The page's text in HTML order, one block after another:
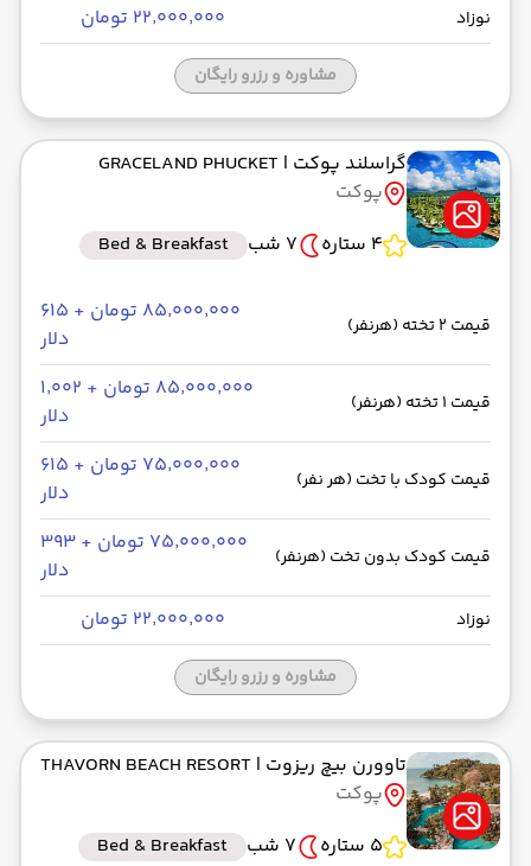
نوزاد ۲۲٬۰۰۰٬۰۰۰ تومان
مشاوره و رزرو رایگان
گراسلند پوکت | GRACELAND PHUCKET
پوکت
4 ستاره
7 شب Bed & Breakfast
قیمت 2 تخته (هرنفر)
۸۵٬۰۰۰٬۰۰۰ تومان + ۶۱۵
دلار
قیمت 1 تخته (هرنفر)
۸۵٬۰۰۰٬۰۰۰ تومان + ۱٬۰۰۲
دلار
قیمت کودک با تخت (هر نفر)
۷۵٬۰۰۰٬۰۰۰ تومان + ۶۱۵
دلار
قیمت کودک بدون تخت (هرنفر)
۷۵٬۰۰۰٬۰۰۰ تومان + ۳۹۳
دلار
نوزاد ۲۲٬۰۰۰٬۰۰۰ تومان
مشاوره و رزرو رایگان
تاوورن بیچ ریزوت | THAVORN BEACH RESORT
پوکت
5 ستاره
7 شب Bed & Breakfast